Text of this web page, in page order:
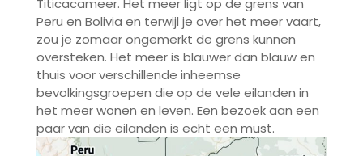
Peru en Bolivia en terwijl je over het meer vaart,
zou je zomaar ongemerkt de grens kunnen
oversteken. Het meer is blauwer dan blauw en
thuis voor verschillende inheemse
bevolkingsgroepen die op de vele eilanden in
het meer wonen en leven. Een bezoek aan een
paar van die eilanden is echt een must.